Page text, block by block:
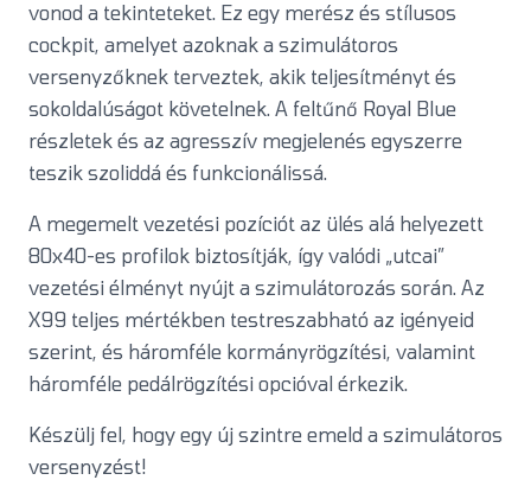
vonod a tekinteteket. Ez egy merész és stílusos
cockpit, amelyet azoknak a szimulátoros
versenyzőknek terveztek, akik teljesítményt és
sokoldalúságot követelnek. A feltűnő Royal Blue
részletek és az agresszív megjelenés egyszerre
teszik szoliddá és funkcionálissá.
A megemelt vezetési pozíciót az ülés alá helyezett
80x40-es profilok biztosítják, így valódi „utcai”
vezetési élményt nyújt a szimulátorozás során. Az
X99 teljes mértékben testreszabható az igényeid
szerint, és háromféle kormányrögzítési, valamint
háromféle pedálrögzítési opcióval érkezik.
Készülj fel, hogy egy új szintre emeld a szimulátoros
versenyzést!